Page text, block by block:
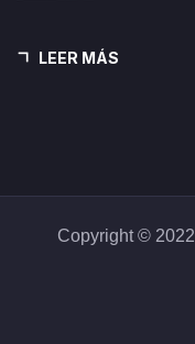
LEER MÁS
Copyright © 2022